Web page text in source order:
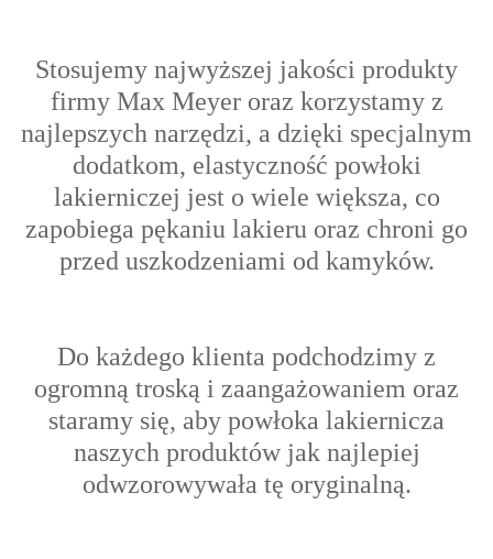
Stosujemy najwyższej jakości produkty
firmy Max Meyer oraz korzystamy z
najlepszych narzędzi, a dzięki specjalnym
dodatkom, elastyczność powłoki
lakierniczej jest o wiele większa, co
zapobiega pękaniu lakieru oraz chroni go
przed uszkodzeniami od kamyków.
Do każdego klienta podchodzimy z
ogromną troską i zaangażowaniem oraz
staramy się, aby powłoka lakiernicza
naszych produktów jak najlepiej
odwzorowywała tę oryginalną.